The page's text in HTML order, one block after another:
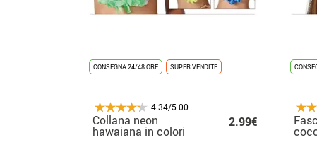
CONSEGNA 24/48 ORE SUPER VENDITE
4.34/5.00
Collana neon
hawaiana in colori
2.99€